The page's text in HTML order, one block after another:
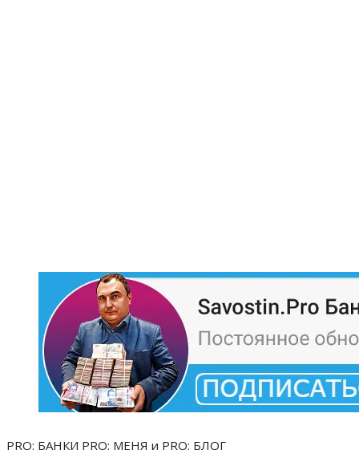
PRO: БАНКИ PRO: МЕНЯ и PRO: БЛОГ